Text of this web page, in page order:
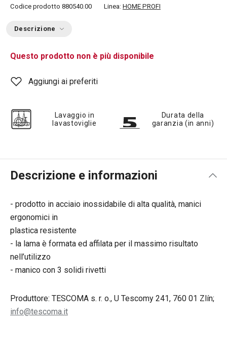
Codice prodotto 880540.00 Linea: HOME PROFI
Descrizione
Questo prodotto non è più disponibile
Aggiungi ai preferiti
Lavaggio in
lavastoviglie
Durata della
garanzia (in anni)
Descrizione e informazioni
- prodotto in acciaio inossidabile di alta qualità, manici
ergonomici in
plastica resistente
- la lama è formata ed affilata per il massimo risultato
nell’utilizzo
- manico con 3 solidi rivetti
Produttore: TESCOMA s. r. o., U Tescomy 241, 760 01 Zlín;
info@tescoma.it